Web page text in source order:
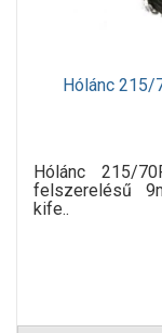
Hólánc 215/
Hólánc 215/
felszerelésű
kife..